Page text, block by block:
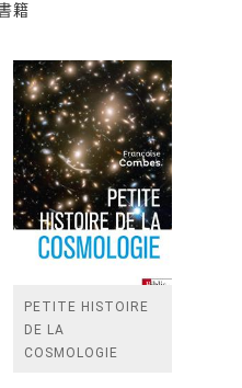
籍
PETITE HISTOIRE
DE LA
COSMOLOGIE